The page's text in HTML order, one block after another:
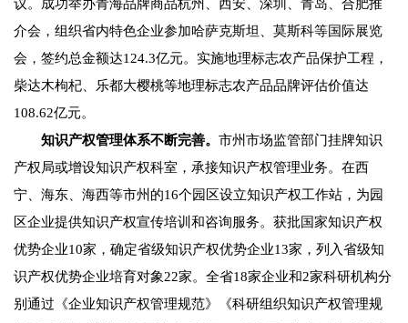
议。成功举办青海品牌商品杭州、西安、深圳、青岛、合肥推
介会，组织省内特色企业参加哈萨克斯坦、莫斯科等国际展览
会，签约总金额达124.3亿元。实施地理标志农产品保护工程，
柴达木枸杞、乐都大樱桃等地理标志农产品品牌评估价值达
108.62亿元。
知识产权管理体系不断完善。 市州市场监管部门挂牌知识
产权局或增设知识产权科室，承接知识产权管理业务。在西
宁、海东、海西等市州的16个园区设立知识产权工作站，为园
区企业提供知识产权宣传培训和咨询服务。获批国家知识产权
优势企业10家，确定省级知识产权优势企业13家，列入省级知
识产权优势企业培育对象22家。全省18家企业和2家科研机构分
别通过《企业知识产权管理规范》《科研组织知识产权管理规